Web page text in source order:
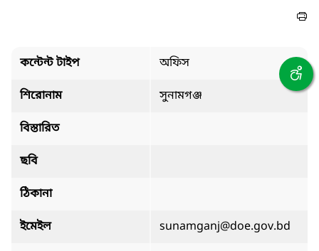
কন্টেন্ট টাইপ অফিস
শিরোনাম সুনামগঞ্জ
বিস্তারিত
ছবি
ঠিকানা
ইমেইল sunamganj@doe.gov.bd